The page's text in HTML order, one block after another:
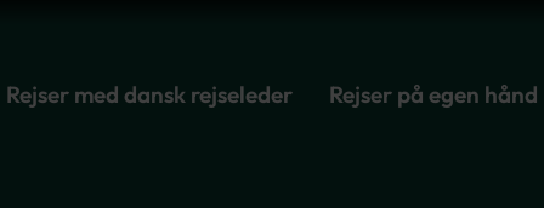
Rejser med dansk rejseleder Rejser på egen hånd